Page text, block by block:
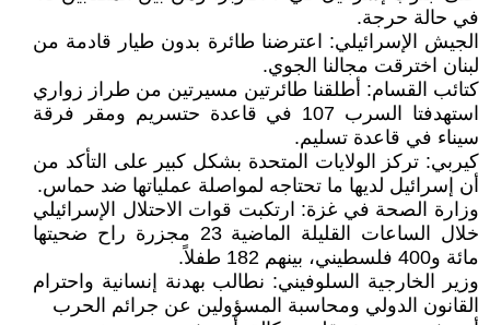
في حالة حرجة.
الجيش الإسرائيلي: اعترضنا طائرة بدون طيار قادمة من
لبنان اخترقت مجالنا الجوي.
كتائب القسام: أطلقنا طائرتين مسيرتين من طراز زواري
استهدفتا السرب 107 في قاعدة حتسريم ومقر فرقة
سيناء في قاعدة تسليم.
كيربي: تركز الولايات المتحدة بشكل كبير على التأكد من
أن إسرائيل لديها ما تحتاجه لمواصلة عملياتها ضد حماس.
وزارة الصحة في غزة: ارتكبت قوات الاحتلال الإسرائيلي
خلال الساعات القليلة الماضية 23 مجزرة راح ضحيتها
مائة و400 فلسطيني، بينهم 182 طفلاً.
وزير الخارجية السلوفيني: نطالب بهدنة إنسانية واحترام
القانون الدولي ومحاسبة المسؤولين عن جرائم الحرب